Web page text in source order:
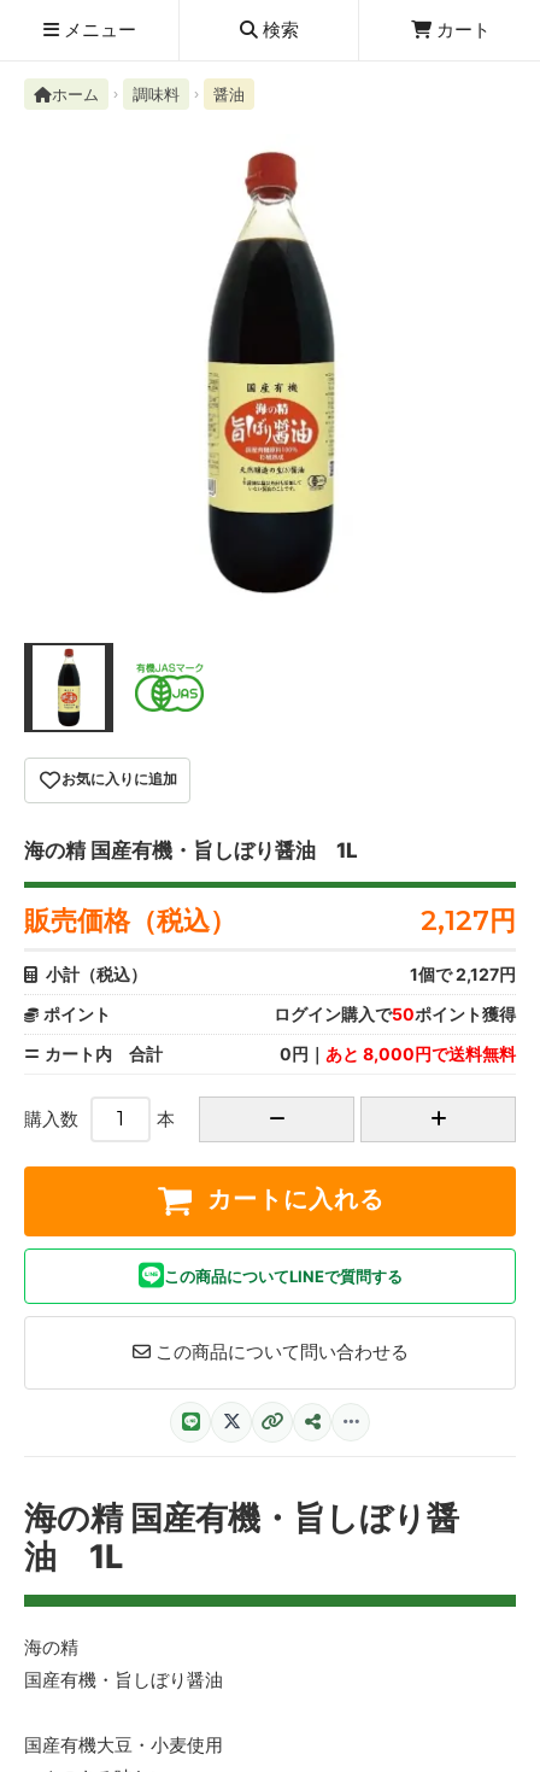
メニュー 検索 カート
絮ユ⑳�������障����
レビューを読む
ホーム 調味料 醤油
お気に入りに追加
海の精 国産有機・旨しぼり醤油 1L
販売価格（税込） 2,127円
小計（税込） 1個で2,127円
ポイント
ログイン購入で50ポイント獲得
カート内 合計
0円｜ あと 8,000円で送料無料
購入数 本
カートに入れる
この商品についてLINEで質問する
この商品について問い合わせる
海の精 国産有機・旨しぼり醤
油 1L
海の精
国産有機・旨しぼり醤油
国産有機大豆・小麦使用